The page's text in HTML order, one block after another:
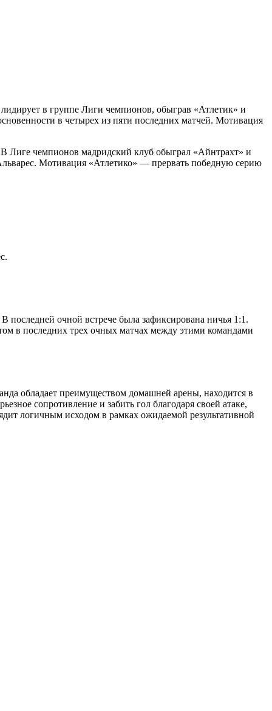
в группе Лиги чемпионов, обыграв «Атлетик» и
в четырех из пяти последних матчей. Мотивация
В Лиге чемпионов мадридский клуб обыграл «Айнтрахт» и
Мотивация «Атлетико» — прервать победную серию
последней очной встрече была зафиксирована ничья 1:1.
в последних трех очных матчах между этими командами
обладает преимуществом домашней арены, находится в
сопротивление и забить гол благодаря своей атаке,
логичным исходом в рамках ожидаемой результативной